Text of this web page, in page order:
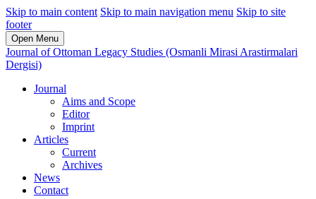
Skip to main content Skip to main navigation menu Skip to site
footer
Open Menu
Journal of Ottoman Legacy Studies (Osmanli Mirasi Arastirmalari
Dergisi)
Journal
Aims and Scope
Editor
Imprint
Articles
Current
Archives
News
Contact